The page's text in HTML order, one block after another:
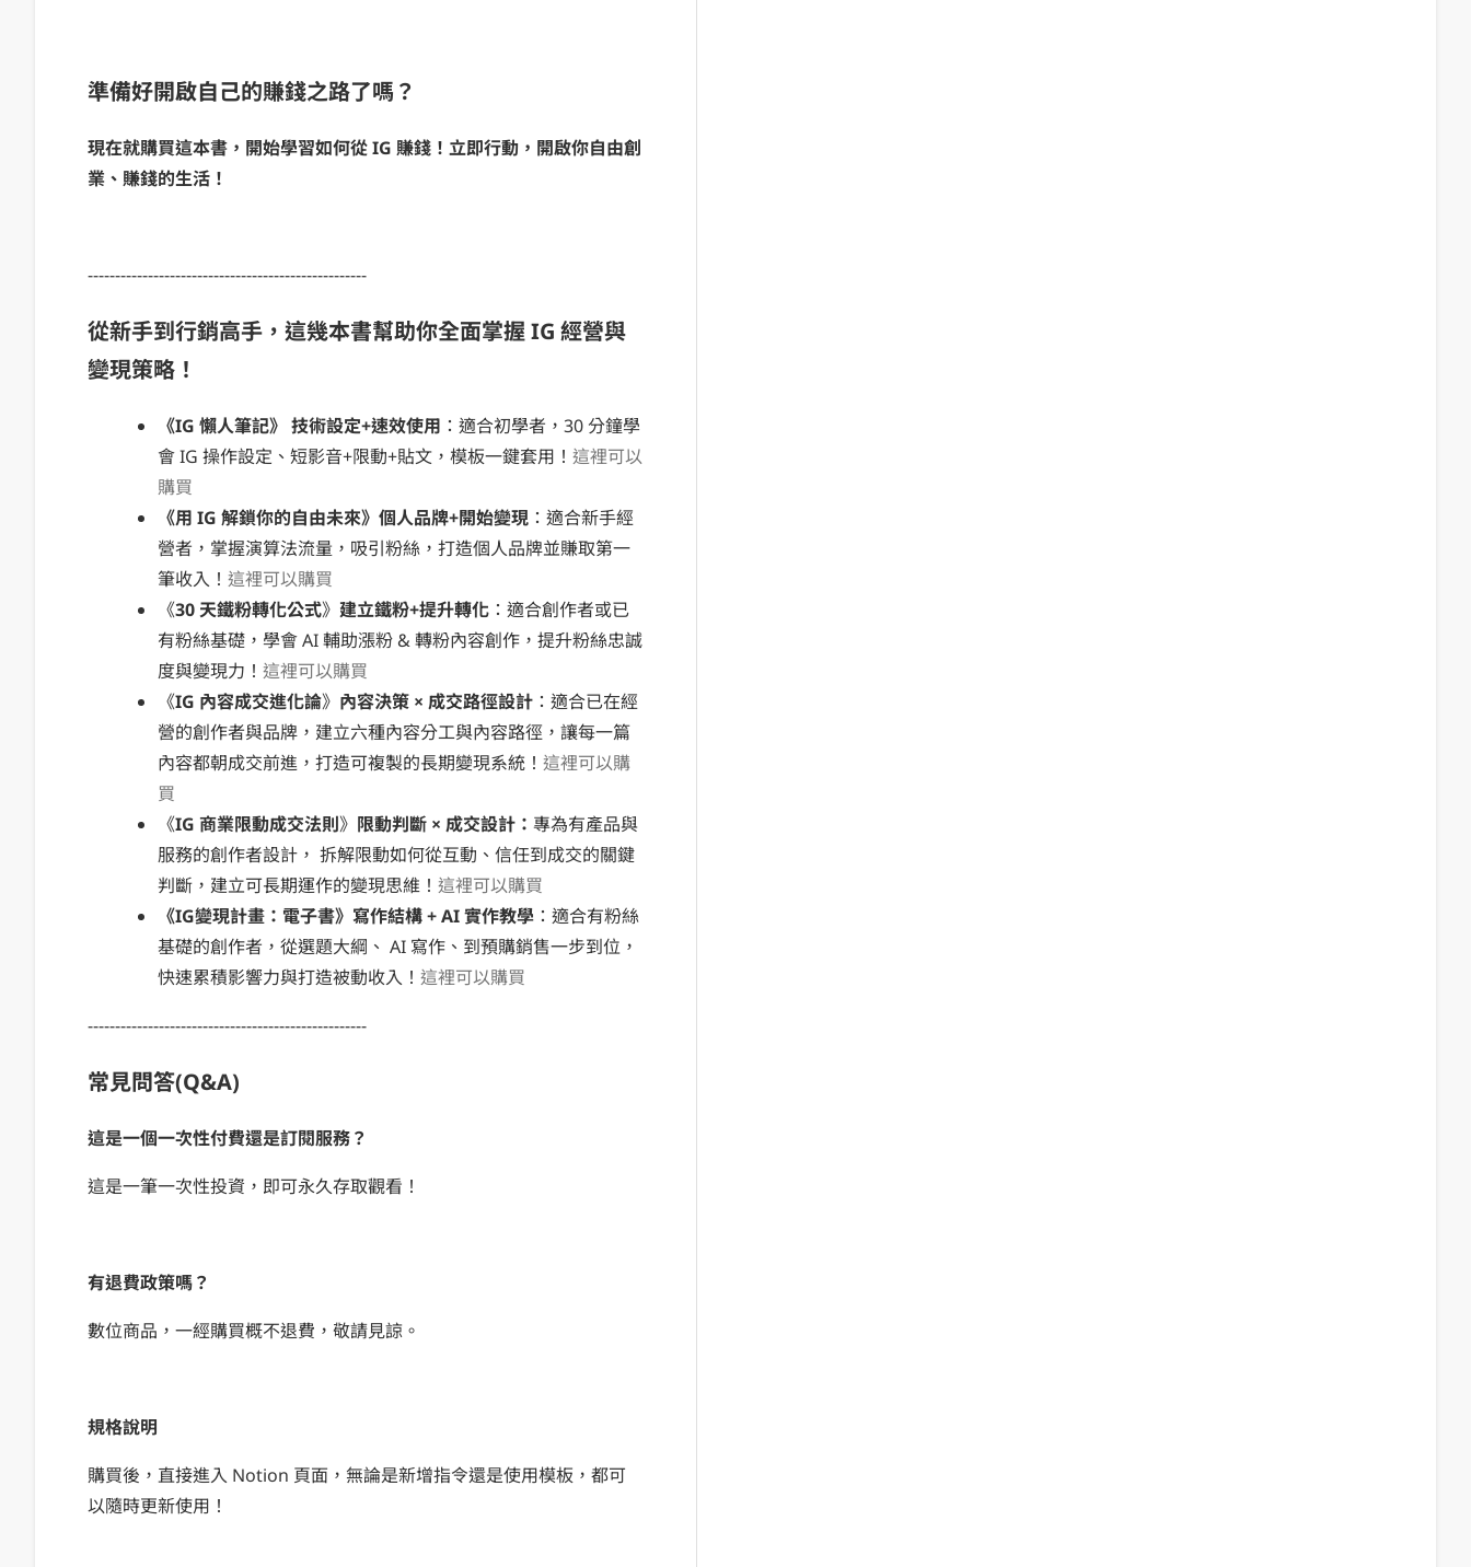
準備好開啟自己的賺錢之路了嗎？
現在就購買這本書，開始學習如何從 IG 賺錢！立即行動，開啟你自由創
業、賺錢的生活！
---------------------------------------------------
從新手到行銷高手，這幾本書幫助你全面掌握 IG 經營與
變現策略！
《IG 懶人筆記》 技術設定+速效使用 ：適合初學者，30 分鐘學
會 IG 操作設定、短影音+限動+貼文，模板一鍵套用！ 這裡可以
購買
《用 IG 解鎖你的自由未來》個人品牌+開始變現 ：適合新手經
營者，掌握演算法流量，吸引粉絲，打造個人品牌並賺取第一
筆收入！ 這裡可以購買
《30 天鐵粉轉化公式》 建立鐵粉+提升轉化 ：適合創作者或已
有粉絲基礎，學會 AI 輔助漲粉 & 轉粉內容創作，提升粉絲忠誠
度與變現力！ 這裡可以購買
《IG 內容成交進化論》 內容決策 × 成交路徑設計 ：適合已在經
營的創作者與品牌，建立六種內容分工與內容路徑，讓每一篇
內容都朝成交前進，打造可複製的長期變現系統！ 這裡可以購
買
《IG 商業限動成交法則》 限動判斷 × 成交設計： 專為有產品與
服務的創作者設計， 拆解限動如何從互動、信任到成交的關鍵
判斷，建立可長期運作的變現思維！ 這裡可以購買
《IG變現計畫：電子書》寫作結構 + AI 實作教學 ： 適合有粉絲
基礎的創作者，從選題大綱、 AI 寫作、到預購銷售一步到位，
快速累積影響力與打造被動收入！ 這裡可以購買
---------------------------------------------------
常見問答(Q&A)
這是一個一次性付費還是訂閱服務？
這是一筆一次性投資，即可永久存取觀看！
有退費政策嗎？
數位商品，一經購買概不退費，敬請見諒。
規格說明
購買後，直接進入 Notion 頁面，無論是新增指令還是使用模板，都可
以隨時更新使用！